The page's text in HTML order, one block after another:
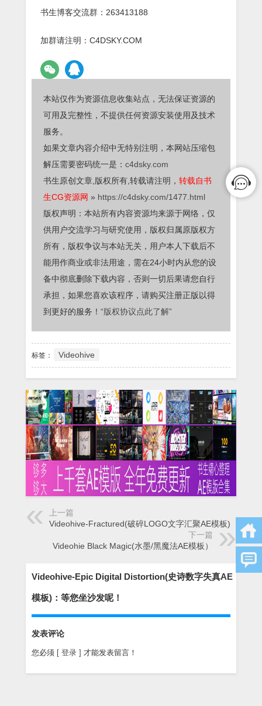
书生博客交流群：263413188
加群请注明：C4DSKY.COM
本站仅作为资源信息收集站点，无法保证资源的
可用及完整性，不提供任何资源安装使用及技术
服务。
如果文章内容介绍中无特别注明，本网站压缩包
解压需要密码统一是： c4dsky.com
书生原创文章,版权所有,转载请注明， 转载自书
生CG资源网 » https://c4dsky.com/1477.html
版权声明：本站所有内容资源均来源于网络，仅
供用户交流学习与研究使用，版权归属原版权方
所有，版权争议与本站无关，用户本人下载后不
能用作商业或非法用途，需在24小时内从您的设
备中彻底删除下载内容，否则一切后果请您自行
承担，如果您喜欢该程序，请购买注册正版以得
到更好的服务！ “版权协议点此了解”
标签： Videohive
上一篇
Videohive-Fractured(破碎LOGO文字汇聚AE模板)
下一篇
Videohie Black Magic(水墨/黑魔法AE模板）
Videohive-Epic Digital Distortion(史诗数字失真AE
模板)：等您坐沙发呢！
发表评论
您必须 [ 登录 ] 才能发表留言！